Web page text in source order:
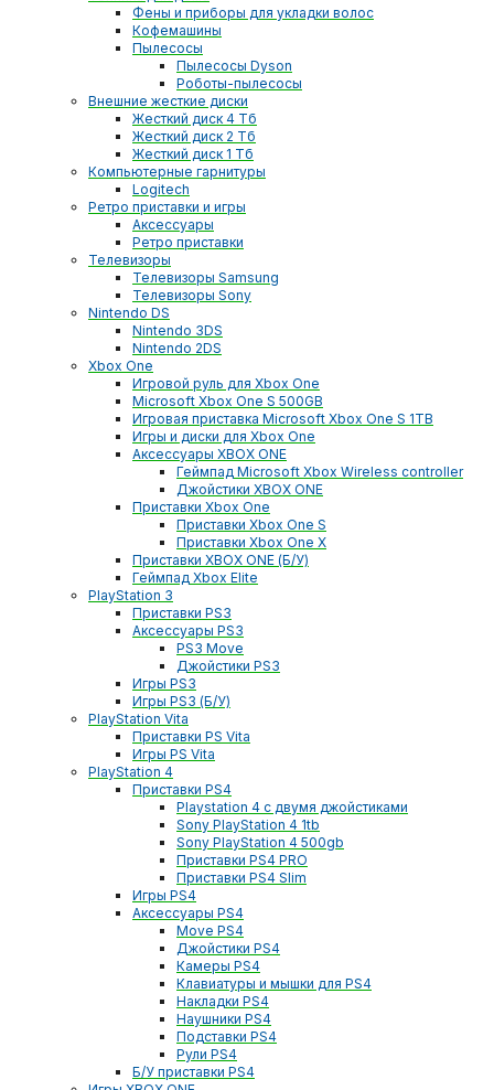
Фены и приборы для укладки волос
Кофемашины
Пылесосы
Пылесосы Dyson
Роботы-пылесосы
Внешние жесткие диски
Жесткий диск 4 Тб
Жесткий диск 2 Тб
Жесткий диск 1 Тб
Компьютерные гарнитуры
Logitech
Ретро приставки и игры
Аксессуары
Ретро приставки
Телевизоры
Телевизоры Samsung
Телевизоры Sony
Nintendo DS
Nintendo 3DS
Nintendo 2DS
Xbox One
Игровой руль для Xbox One
Microsoft Xbox One S 500GB
Игровая приставка Microsoft Xbox One S 1TB
Игры и диски для Xbox One
Аксессуары XBOX ONE
Геймпад Microsoft Xbox Wireless controller
Джойстики XBOX ONE
Приставки Xbox One
Приставки Xbox One S
Приставки Xbox One X
Приставки XBOX ONE (Б/У)
Геймпад Xbox Elite
PlayStation 3
Приставки PS3
Аксессуары PS3
PS3 Move
Джойстики PS3
Игры PS3
Игры PS3 (Б/У)
PlayStation Vita
Приставки PS Vita
Игры PS Vita
PlayStation 4
Приставки PS4
Playstation 4 с двумя джойстиками
Sony PlayStation 4 1tb
Sony PlayStation 4 500gb
Приставки PS4 PRO
Приставки PS4 Slim
Игры PS4
Аксессуары PS4
Move PS4
Джойстики PS4
Камеры PS4
Клавиатуры и мышки для PS4
Накладки PS4
Наушники PS4
Подставки PS4
Рули PS4
Б/У приставки PS4